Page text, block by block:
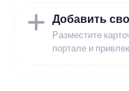
Добавить
Разместите
портале и